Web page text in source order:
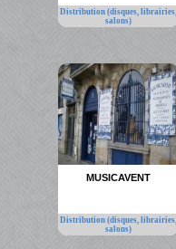
Distribution (disques, librairies,
salons)
MUSICAVENT
Distribution (disques, librairies,
salons)